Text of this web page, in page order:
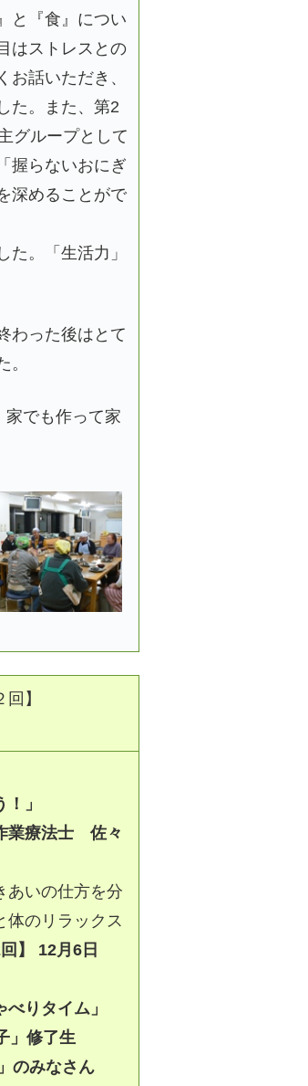
と『食』につい
はストレスとの
話いただき、
た。また、第2
グループとして
握らないおにぎ
深めることがで
た。「生活力」
わった後はとて
。
家でも作って家
】
」
業療法士 佐々
あいの仕方を分
体のリラックス
回】 12月6日
りタイム」
」修了生
みなさん